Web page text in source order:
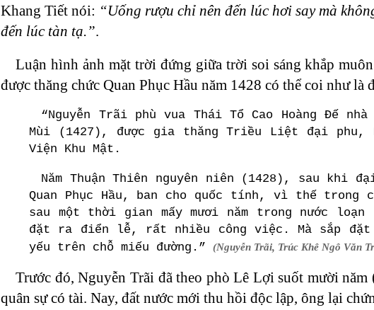
Khang Tiết nói: “Uống rượu chỉ nên đến lúc hơi say mà
đến lúc tàn tạ.”.
Luận hình ảnh mặt trời đứng giữa trời soi sáng khắp
được thăng chức Quan Phục Hầu năm 1428 có thể coi như là
“Nguyễn Trãi phù vua Thái Tổ Cao Hoàng Đế
Mùi (1427), được gia thăng Triều Liệt đại phu,
Viện Khu Mật.
Năm Thuận Thiên nguyên niên (1428), sau khi
Quan Phục Hầu, ban cho quốc tính, vì thế trong
sau một thời gian mấy mươi năm trong nước
đặt ra điển lễ, rất nhiều công việc. Mà sắp đặt
yếu trên chỗ miếu đường.” (Nguyễn Trãi, Trúc Khê Ngô Văn
Trước đó, Nguyễn Trãi đã theo phò Lê Lợi suốt mười
quân sự có tài. Nay, đất nước mới thu hồi độc lập, ông lại